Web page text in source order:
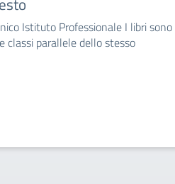
Istituto Professionale I libri sono
classi parallele dello stesso